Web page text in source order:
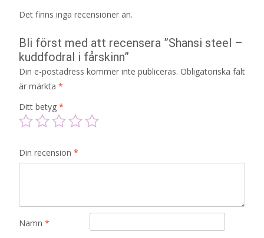
Det finns inga recensioner än.
Bli först med att recensera ”Shansi steel –
kuddfodral i fårskinn”
Din e-postadress kommer inte publiceras. Obligatoriska fält
är märkta *
Ditt betyg *
Din recension *
Namn *